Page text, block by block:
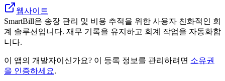
웹사이트
SmartBill은 송장 관리 및 비용 추적을 위한 사용자 친화적인 회
계 솔루션입니다. 재무 기록을 유지하고 회계 작업을 자동화합
니다.
이 앱의 개발자이신가요? 이 등록 정보를 관리하려면 소유권
을 인증하세요.